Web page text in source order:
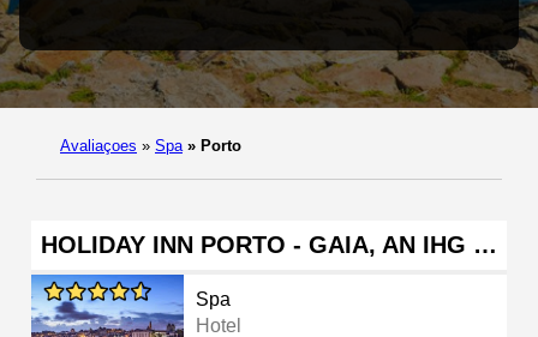
Avaliaçoes » Spa » Porto
HOLIDAY INN PORTO - GAIA, AN IHG …
Spa
Hotel